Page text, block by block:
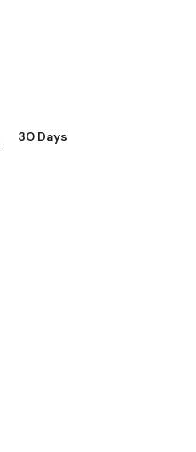
30 Days